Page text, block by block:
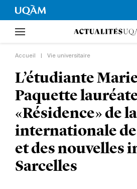
Accueil Vie universitaire
L’étudiante
Paquette
«Résidence» de
internationale
et des nouvelles
Sarcelles